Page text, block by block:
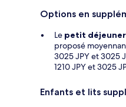
Options en
Le petit déjeuner
proposé
3025 JPY et 3025
1210 JPY et 3025
Enfants et lits